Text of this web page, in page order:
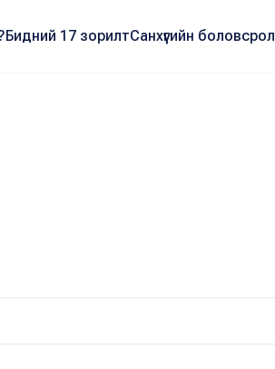
Бидний 17 зорилтСанхүүгийн боловсрол